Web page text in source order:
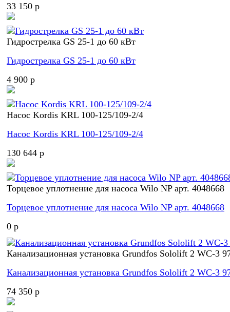
33 150 p
Гидрострелка GS 25-1 до 60 кВт
Гидрострелка GS 25-1 до 60 кВт
4 900 p
Насос Kordis KRL 100-125/109-2/4
Насос Kordis KRL 100-125/109-2/4
130 644 p
Торцевое уплотнение для насоса Wilo NP арт. 4048668
Торцевое уплотнение для насоса Wilo NP арт. 4048668
0 p
Канализационная установка Grundfos Sololift 2 WC-3
Канализационная установка Grundfos Sololift 2 WC-3
74 350 p